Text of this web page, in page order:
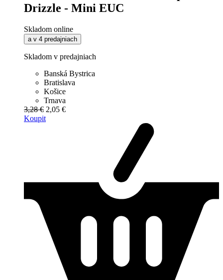
Drizzle - Mini EUC
Skladom online
a v 4 predajniach
Skladom v predajniach
Banská Bystrica
Bratislava
Košice
Trnava
3,28 € 2,05 €
Koupit